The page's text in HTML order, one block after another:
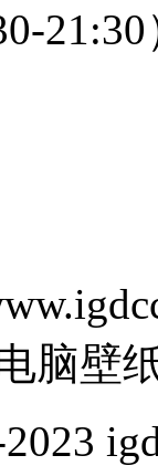
21:30
脑壁